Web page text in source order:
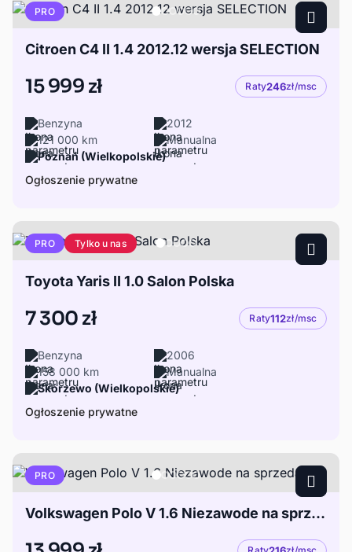
PRO
Citroen C4 II 1.4 2012.12 wersja SELECTION
15 999 zł Raty246zł/msc
Benzyna
2012
121 000 km
Manualna
Poznań (Wielkopolskie)
Ogłoszenie prywatne
PRO Tylko u nas
Toyota Yaris II 1.0 Salon Polska
7 300 zł Raty112zł/msc
Benzyna
2006
158 000 km
Manualna
Skórzewo (Wielkopolskie)
Ogłoszenie prywatne
PRO
Volkswagen Polo V 1.6 Niezawode na sprzedaż